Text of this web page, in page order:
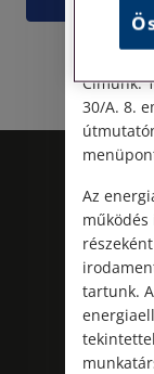
történő
Címünk:
30/A. 8.
Az
tartunk.